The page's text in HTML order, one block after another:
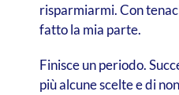
risparmiarmi. Con
fatto la mia parte.
Finisce un periodo.
più alcune scelte e di